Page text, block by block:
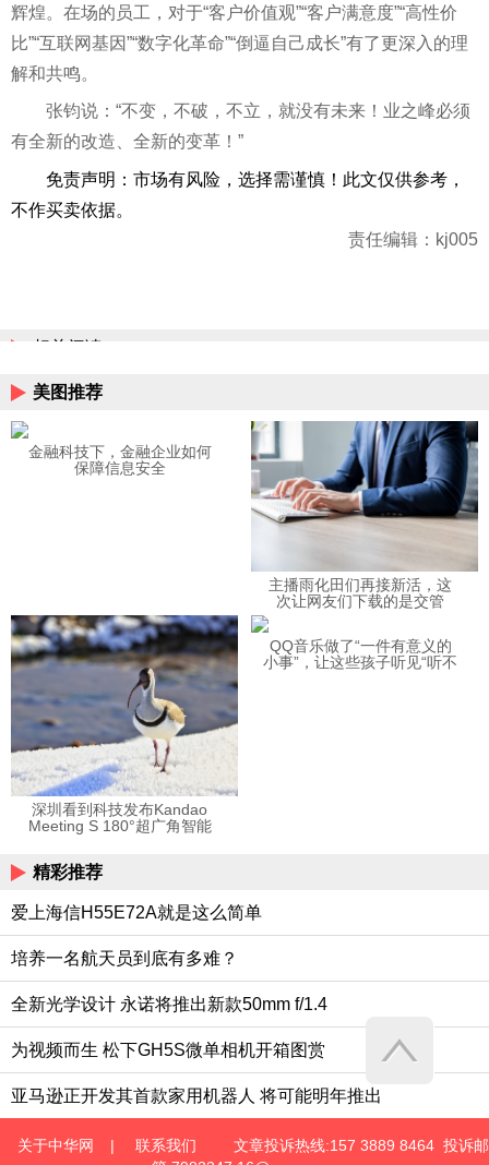
辉煌。在场的员工，对于“客户价值观”“客户满意度”“高性价
比”“互联网基因”“数字化革命”“倒逼自己成长”有了更深入的理
解和共鸣。
张钧说：“不变，不破，不立，就没有未来！业之峰必须
有全新的改造、全新的变革！”
免责声明：市场有风险，选择需谨慎！此文仅供参考，
不作买卖依据。
责任编辑：kj005
相关阅读
美图推荐
金融科技下，金融企业如何
保障信息安全
主播雨化田们再接新活，这
次让网友们下载的是交管
深圳看到科技发布Kandao
Meeting S 180°超广角智能
QQ音乐做了“一件有意义的
小事”，让这些孩子听见“听不
精彩推荐
爱上海信H55E72A就是这么简单
培养一名航天员到底有多难？
全新光学设计 永诺将推出新款50mm f/1.4
为视频而生 松下GH5S微单相机开箱图赏
亚马逊正开发其首款家用机器人 将可能明年推出
关于中华网 | 联系我们
文章投诉热线:157 3889 8464 投诉邮